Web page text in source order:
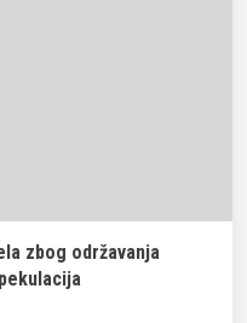
zbog održavanja